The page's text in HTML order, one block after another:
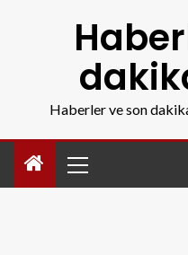
Haberler ve son